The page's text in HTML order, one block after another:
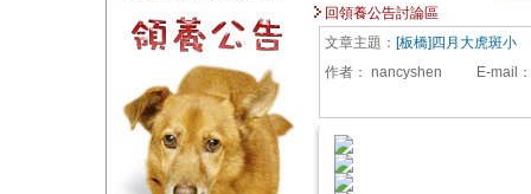
回領養公告討論區
文章主題： [板橋]四月大虎斑小
作者： nancyshen E-mail ：